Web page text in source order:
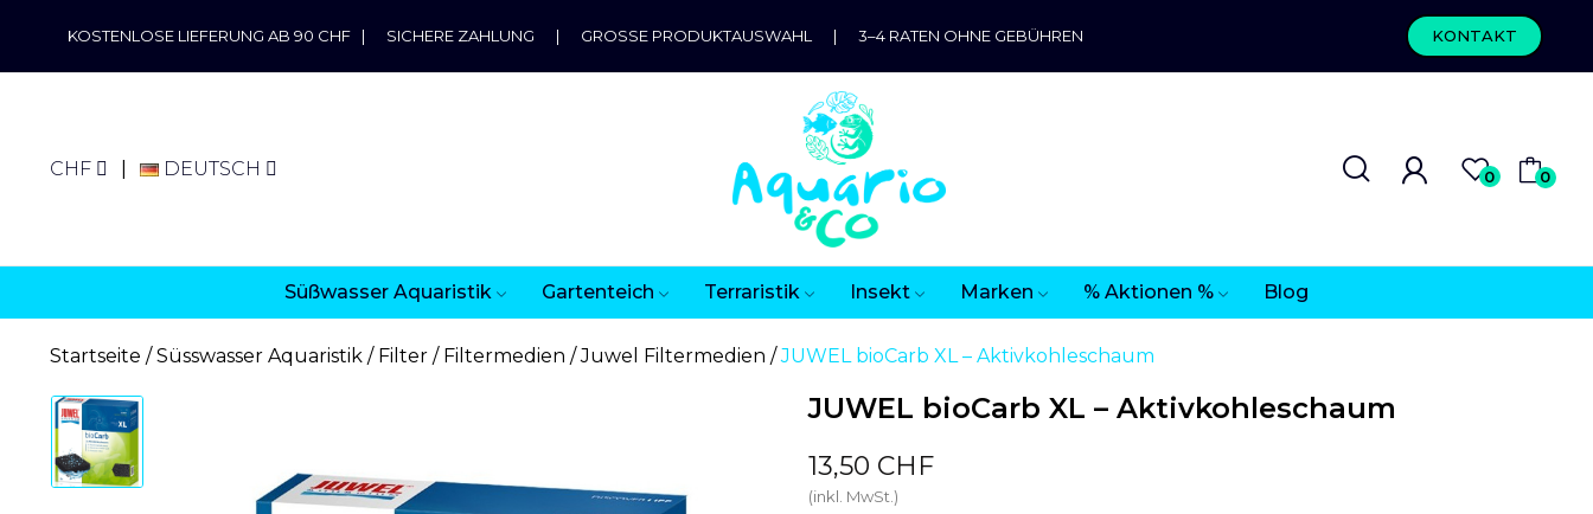
KOSTENLOSE LIEFERUNG AB 90 CHF | SICHERE ZAHLUNG | GROSSE PRODUKTAUSWAHL | 3–4 RATEN OHNE GEBÜHREN KONTAKT
CHF DEUTSCH 0 0
Süßwasser Aquaristik Gartenteich Terraristik Insekt Marken % Aktionen % Blog
Startseite Süsswasser Aquaristik Filter Filtermedien Juwel Filtermedien JUWEL bioCarb XL – Aktivkohleschaum
JUWEL bioCarb XL – Aktivkohleschaum
13,50 CHF
(inkl. MwSt.)